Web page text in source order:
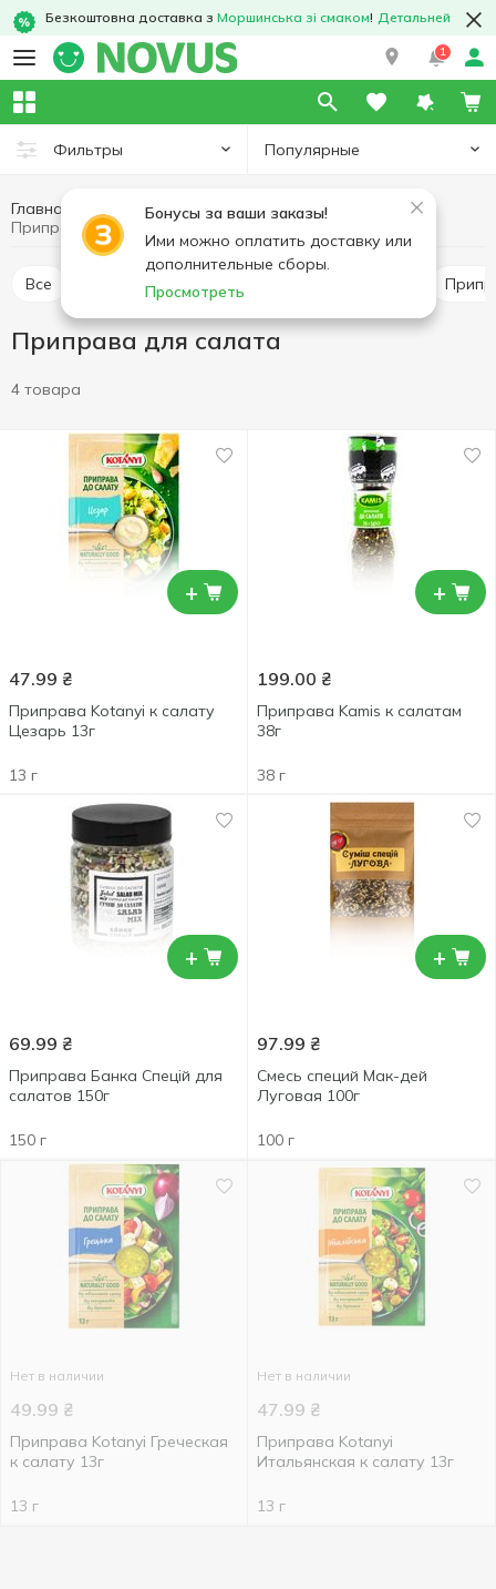
Безкоштовна доставка з Моршинська зі смаком! Детальней
1
Фильтры Популярные
Бонусы за ваши заказы!
Ими можно оплатить доставку или
дополнительные сборы.
Просмотреть
Главная Соусы и специи
Приправы и специи
Приправа для салата
Все Перец и паприка
Приправа для салата
4 товара
+
47.99 ₴
Приправа Kotanyi к салату
Цезарь 13г
13 г
+
199.00 ₴
Приправа Kamis к салатам
38г
38 г
+
69.99 ₴
Приправа Банка Спецій для
салатов 150г
150 г
+
97.99 ₴
Смесь специй Мак-дей
Луговая 100г
100 г
Нет в наличии
49.99 ₴
Приправа Kotanyi Греческая
к салату 13г
13 г
Нет в наличии
47.99 ₴
Приправа Kotanyi
Итальянская к салату 13г
13 г